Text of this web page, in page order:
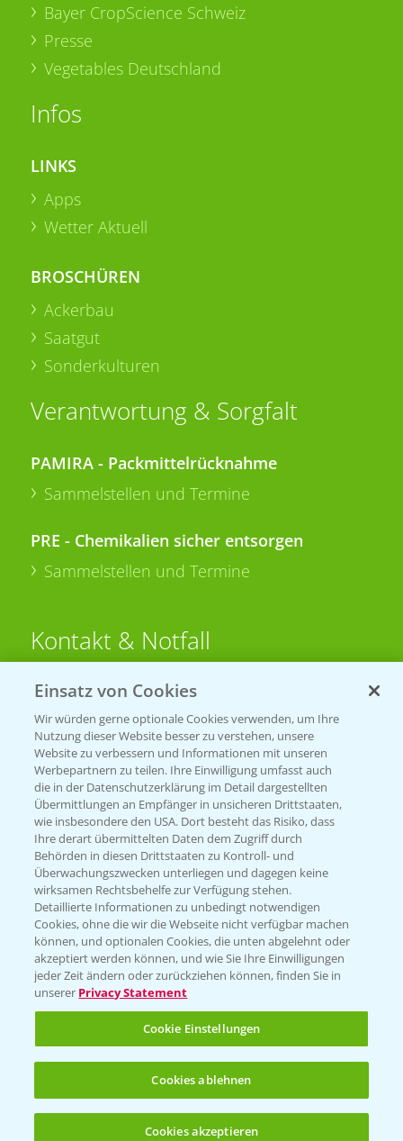
Bayer CropScience Schweiz
Presse
Vegetables Deutschland
Infos
LINKS
Apps
Wetter Aktuell
BROSCHÜREN
Ackerbau
Saatgut
Sonderkulturen
Verantwortung & Sorgfalt
PAMIRA - Packmittelrücknahme
Sammelstellen und Termine
PRE - Chemikalien sicher entsorgen
Sammelstellen und Termine
Kontakt & Notfall
Beratung auf WhatsApp
T.+49 (0)174 346 564 1
KONTAKT
Hilfe in Notfällen
T.+49 (0)214/30-20220
Folgen Sie uns
Einsatz von Cookies
Wir würden gerne optionale Cookies verwenden, um Ihre
Nutzung dieser Website besser zu verstehen, unsere
Website zu verbessern und Informationen mit unseren
Werbepartnern zu teilen. Ihre Einwilligung umfasst auch
die in der Datenschutzerklärung im Detail dargestellten
Übermittlungen an Empfänger in unsicheren Drittstaaten,
wie insbesondere den USA. Dort besteht das Risiko, dass
Ihre derart übermittelten Daten dem Zugriff durch
Behörden in diesen Drittstaaten zu Kontroll- und
Überwachungszwecken unterliegen und dagegen keine
wirksamen Rechtsbehelfe zur Verfügung stehen.
Detaillierte Informationen zu unbedingt notwendigen
Cookies, ohne die wir die Webseite nicht verfügbar machen
können, und optionalen Cookies, die unten abgelehnt oder
akzeptiert werden können, und wie Sie Ihre Einwilligungen
jeder Zeit ändern oder zurückziehen können, finden Sie in
unserer Privacy Statement
Cookie Einstellungen
Cookies ablehnen
Cookies akzeptieren